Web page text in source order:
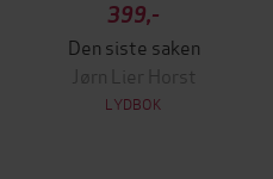
399,-
Den siste saken
Jørn Lier Horst
LYDBOK